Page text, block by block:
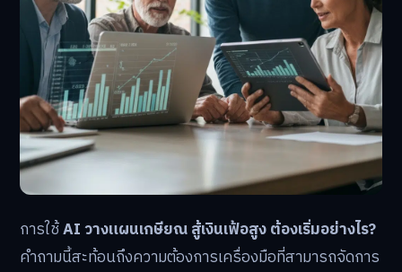
การใช้AI วางแผนเกษียณ สู้เงินเฟ้อสูง ต้องเริ่มอย่างไร?
คำถามนี้สะท้อนถึงความต้องการเครื่องมือที่สามารถจัดการ